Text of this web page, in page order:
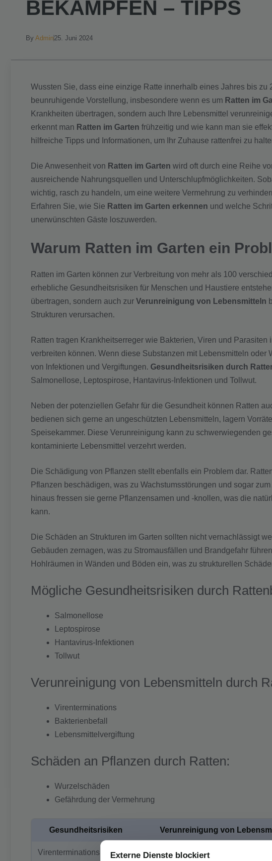
BEKÄMPFEN – TIPPS
By Admin25. Juni 2024
Wussten Sie, dass eine einzige Ratte innerhalb eines Jahres bis
beunruhigende Vorstellung, insbesondere wenn es um Ratten im
Krankheiten übertragen, sondern auch Ihre Lebensmittel
erkennt man Ratten im Garten frühzeitig und wie kann man sie
hilfreiche Tipps und Informationen, um Ihr Zuhause rattenfrei zu
Die Anwesenheit von Ratten im Garten wird oft durch eine Reihe
ausreichende Nahrungsquellen und Unterschlupfmöglichkeiten.
wichtig, rasch zu handeln, um eine weitere Vermehrung zu
Erfahren Sie, wie Sie Ratten im Garten erkennen und welche
unerwünschten Gäste loszuwerden.
Warum Ratten im Garten ein
Ratten im Garten können zur Verbreitung von mehr als 100
erhebliche Gesundheitsrisiken für Menschen und Haustiere
übertragen, sondern auch zur Verunreinigung von Lebensmitteln
Strukturen verursachen.
Ratten tragen Krankheitserreger wie Bakterien, Viren und
verbreiten können. Wenn diese Substanzen mit Lebensmitteln oder
von Infektionen und Vergiftungen. Gesundheitsrisiken durch
Salmonellose, Leptospirose, Hantavirus-Infektionen und Tollwut.
Neben der potenziellen Gefahr für die Gesundheit können Ratten
bedienen sich gerne an ungeschützten Lebensmitteln, lagern
Speisekammer. Diese Verunreinigung kann zu schwerwiegenden
kontaminierte Lebensmittel verzehrt werden.
Die Schädigung von Pflanzen stellt ebenfalls ein Problem dar.
Pflanzen beschädigen, was zu Wachstumsstörungen und sogar
hinaus fressen sie gerne Pflanzensamen und -knollen, was die
kann.
Die Schäden an Strukturen im Garten sollten nicht vernachlässigt
Gebäuden zernagen, was zu Stromausfällen und Brandgefahr
Hohlräumen in Wänden und Böden ein, was zu strukturellen
Mögliche Gesundheitsrisiken durch
Salmonellose
Leptospirose
Hantavirus-Infektionen
Tollwut
Verunreinigung von Lebensmitteln durch
Virenterminations
Bakterienbefall
Lebensmittelvergiftung
Schäden an Pflanzen durch Ratten:
Wurzelschäden
Gefährdung der Vermehrung
Gesundheitsrisiken Verunreinigung von
Virenterminations Salmonellose
Externe Dienste blockiert